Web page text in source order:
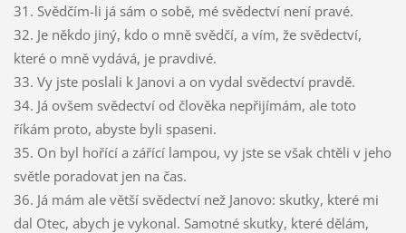
31. Svědčím-li já sám o sobě, mé svědectví není pravé.
32. Je někdo jiný, kdo o mně svědčí, a vím, že svědectví,
které o mně vydává, je pravdivé.
33. Vy jste poslali k Janovi a on vydal svědectví pravdě.
34. Já ovšem svědectví od člověka nepřijímám, ale toto
říkám proto, abyste byli spaseni.
35. On byl hořící a zářící lampou, vy jste se však chtěli v jeho
světle poradovat jen na čas.
36. Já mám ale větší svědectví než Janovo: skutky, které mi
dal Otec, abych je vykonal. Samotné skutky, které dělám,